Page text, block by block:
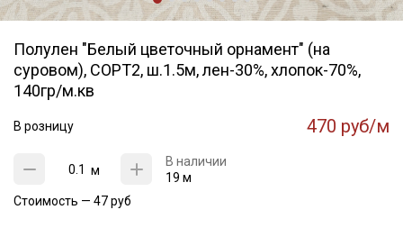
Полулен "Белый цветочный орнамент" (на
суровом), СОРТ2, ш.1.5м, лен-30%, хлопок-70%,
140гр/м.кв
В розницу 470 руб/м
м
В наличии
19 м
Стоимость — 47руб